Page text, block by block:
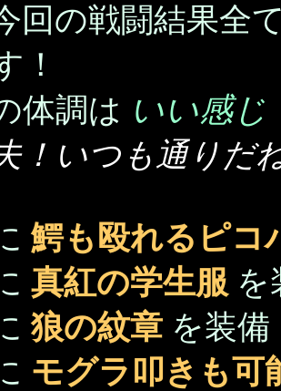
の戦闘結果全
！
体調は いい感じ
！いつも通りだ
鰐も殴れるピコ
真紅の学生服 を
狼の紋章 を装備
モグラ叩きも可